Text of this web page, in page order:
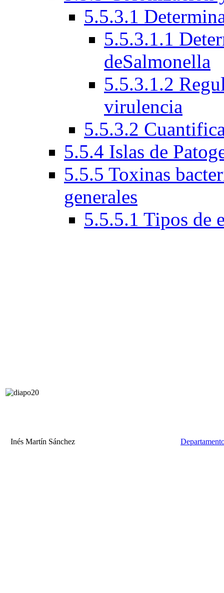
5.5.3.1
5.5.3.1.1
deSalmonella
5.5.3.1.2
virulencia
5.5.3.2
5.5.4 Islas de
5.5.5 Toxinas
generales
5.5.5.1 Tipos de
Inés Martín Sánchez